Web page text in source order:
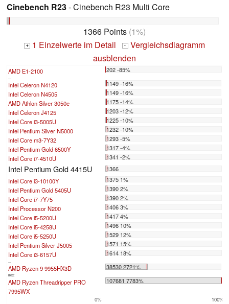
Cinebench R23- Cinebench R23 Multi Core
1366 Points (1%)
+ 1 Einzelwerte im Detail - Vergleichsdiagramm
ausblenden
AMD E1-2100 202 -85%
...
Intel Celeron N4120
1149 -16%
Intel Celeron N4505
1149 -16%
AMD Athlon Silver 3050e
1175 -14%
Intel Celeron J4125
1203 -12%
Intel Core i3-5005U
1225 -10%
Intel Pentium Silver N5000
1232 -10%
Intel Core m3-7Y32
1293 -5%
Intel Pentium Gold 6500Y
1317 -4%
Intel Core i7-4510U
1341 -2%
Intel Pentium Gold 4415U
1366
Intel Core i3-10100Y
1375 1%
Intel Pentium Gold 5405U
1390 2%
Intel Core i7-7Y75
1390 2%
Intel Processor N200
1406 3%
Intel Core i5-5200U
1417 4%
Intel Core i5-4258U
1496 10%
Intel Core i5-5250U
1529 12%
Intel Pentium Silver J5005
1571 15%
Intel Core i3-6157U
1614 18%
...
AMD Ryzen 9 9955HX3D 38530 2721%
max:
AMD Ryzen Threadripper PRO
7995WX
107681 7783%
0% 100%